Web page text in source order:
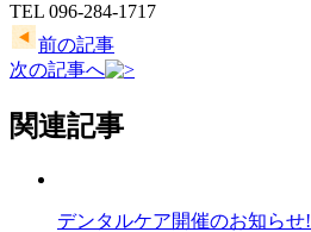
TEL 096-284-1717
前の記事
次の記事へ
関連記事
デンタルケア開催のお知ら